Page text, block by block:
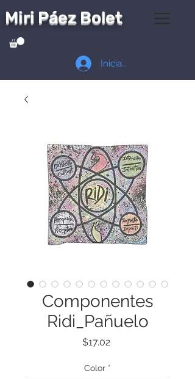
Miri Páez Bolet
Iniciar sesión
Componentes
Ridi_Pañuelo
$17.02Precio
Color *